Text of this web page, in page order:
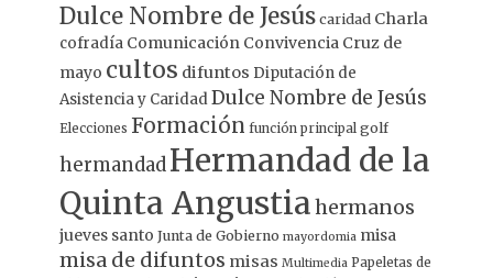
Dulce Nombre de Jesús caridad Charla
cofradía Comunicación Convivencia Cruz de
mayo cultos difuntos Diputación de
Asistencia y CaridadDulce Nombre de Jesús
Elecciones Formación función principal golf
hermandad Hermandad de la
Quinta Angustiahermanos
jueves santo Junta de Gobierno mayordomia misa
misa de difuntos misas Multimedia Papeletas de